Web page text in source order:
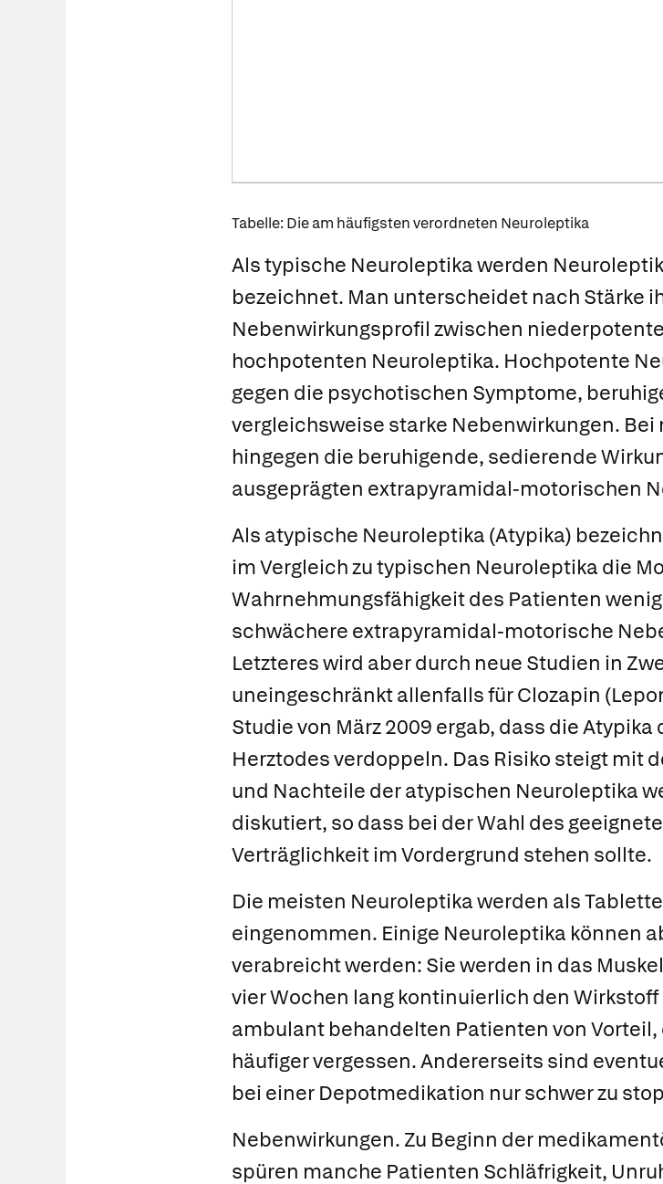
Tabelle: Die am häufigsten verordneten Neuroleptika
Alstypische Neuroleptikawerden
bezeichnet. Man unterscheidet nach Stärke
Nebenwirkungsprofil zwischen
hochpotenten Neuroleptika. Hochpotente
gegen die psychotischen Symptome,
vergleichsweise starke Nebenwirkungen. Bei
hingegen die beruhigende, sedierende
ausgeprägten extrapyramidal-motorischen
Als atypische Neuroleptika (Atypika)
im Vergleich zu typischen Neuroleptika die
Wahrnehmungsfähigkeit des Patienten
schwächere extrapyramidal-motorische
Letzteres wird aber durch neue Studien in
uneingeschränkt allenfalls fürClozapin (
Studie von März 2009 ergab, dass die
Herztodes verdoppeln. Das Risiko steigt mit
und Nachteile der atypischen Neuroleptika
diskutiert, so dass bei der Wahl des
Verträglichkeit im Vordergrund stehen sollte.
Die meisten Neuroleptika werden als
eingenommen. Einige Neuroleptika können
verabreicht werden: Sie werden in das
vier Wochen lang kontinuierlich den
ambulant behandelten Patienten von
häufiger vergessen. Andererseits sind
bei einer Depotmedikation nur schwer zu
Nebenwirkungen. Zu Beginn der
spüren manche Patienten Schläfrigkeit,